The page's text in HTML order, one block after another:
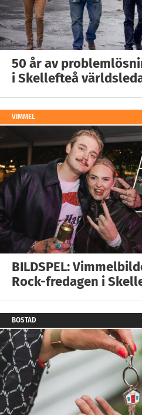
50 år av
i Skellefteå
VIMMEL
BILDSPEL:
Rock-fredagen i
BOSTAD